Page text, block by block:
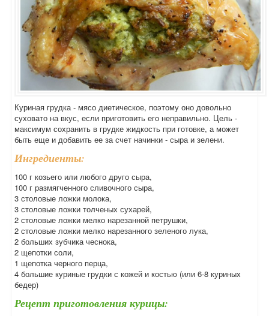
Куриная грудка - мясо диетическое, поэтому оно довольно
суховато на вкус, если приготовить его неправильно. Цель -
максимум сохранить в грудке жидкость при готовке, а может
быть еще и добавить ее за счет начинки - сыра и зелени.
Ингредиенты:
100 г козьего или любого друго сыра,
100 г размягченного сливочного сыра,
3 столовые ложки молока,
3 столовые ложки толченых сухарей,
2 столовые ложки мелко нарезанной петрушки,
2 столовые ложки мелко нарезанного зеленого лука,
2 больших зубчика чеснока,
2 щепотки соли,
1 щепотка черного перца,
4 большие куриные грудки с кожей и костью (или 6-8 куриных
бедер)
Рецепт приготовления курицы: